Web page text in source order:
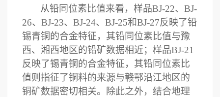
从铅同位素比值来看，样品BJ-22、 BJ-
26、 BJ-23、 BJ-24、 BJ-25和BJ-27反映了铅
锡青铜的合金特征，其铅同位素比值与豫
西、湘西地区的铅矿数据相近；样品BJ-21
反映了锡青铜的合金特征，其铅同位素比
值则指征了铜料的来源与赣鄂沿江地区的
铜矿数据密切相关。除此之外，结合地理